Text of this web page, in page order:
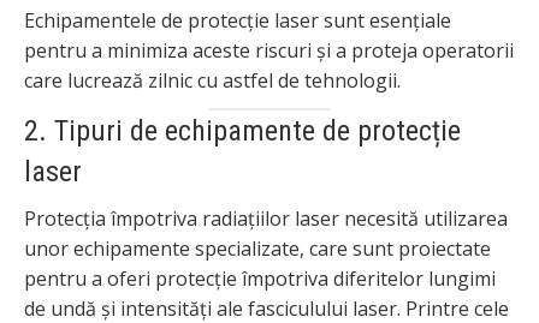
Echipamentele de protecție laser sunt esențiale
pentru a minimiza aceste riscuri și a proteja operatorii
care lucrează zilnic cu astfel de tehnologii.
2. Tipuri de echipamente de protecție
laser
Protecția împotriva radiațiilor laser necesită utilizarea
unor echipamente specializate, care sunt proiectate
pentru a oferi protecție împotriva diferitelor lungimi
de undă și intensități ale fasciculului laser. Printre cele